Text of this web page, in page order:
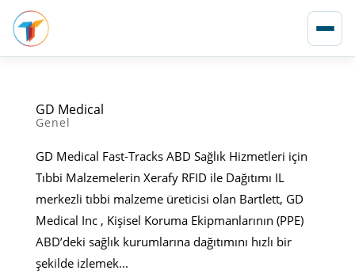
GD Medical
Genel
GD Medical Fast-Tracks ABD Sağlık Hizmetleri için
Tıbbi Malzemelerin Xerafy RFID ile Dağıtımı IL
merkezli tıbbi malzeme üreticisi olan Bartlett, GD
Medical Inc , Kişisel Koruma Ekipmanlarının (PPE)
ABD’deki sağlık kurumlarına dağıtımını hızlı bir
şekilde izlemek...